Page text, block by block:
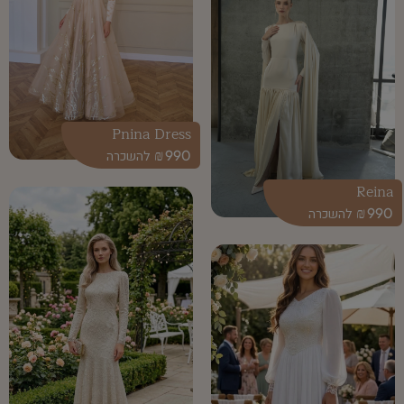
990
₪
Reina
990
₪
Pnina Dress